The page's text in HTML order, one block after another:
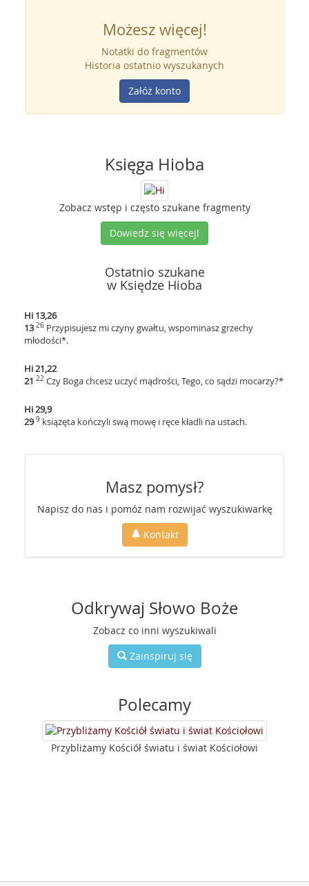
Możesz więcej!
Notatki do fragmentów
Historia ostatnio wyszukanych
Załóż konto
Księga Hioba
Zobacz wstęp i często szukane fragmenty
Dowiedz się więcej!
Ostatnio szukane
w Księdze Hioba
Hi 13,26
13 26 Przypisujesz mi czyny gwałtu, wspominasz grzechy
młodości*.
Hi 21,22
21 22 Czy Boga chcesz uczyć mądrości, Tego, co sądzi mocarzy?*
Hi 29,9
299 książęta kończyli swą mowę i ręce kładli na ustach.
Masz pomysł?
Napisz do nas i pomóż nam rozwijać wyszukiwarkę
Kontakt
Odkrywaj Słowo Boże
Zobacz co inni wyszukiwali
Zainspiruj się
Polecamy
Przybliżamy Kościół światu i świat Kościołowi